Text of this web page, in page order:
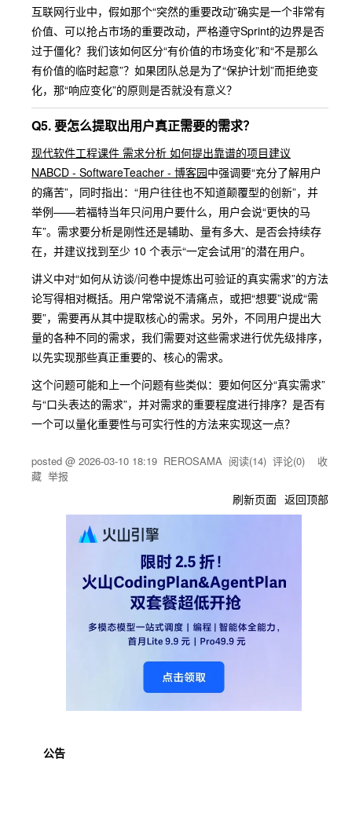
互联网行业中，假如那个“突然的重要改动”确实是一个非常有
价值、可以抢占市场的重要改动，严格遵守Sprint的边界是否
过于僵化？我们该如何区分“有价值的市场变化”和“不是那么
有价值的临时起意”？如果团队总是为了“保护计划”而拒绝变
化，那“响应变化”的原则是否就没有意义？
Q5. 要怎么提取出用户真正需要的需求？
现代软件工程课件 需求分析 如何提出靠谱的项目建议
NABCD - SoftwareTeacher - 博客园中强调要“充分了解用户
的痛苦”，同时指出：“用户往往也不知道颠覆型的创新”，并
举例——若福特当年只问用户要什么，用户会说“更快的马
车”。需求要分析是刚性还是辅助、量有多大、是否会持续存
在，并建议找到至少 10 个表示“一定会试用”的潜在用户。
讲义中对“如何从访谈/问卷中提炼出可验证的真实需求”的方法
论写得相对概括。用户常常说不清痛点，或把“想要”说成“需
要”，需要再从其中提取核心的需求。另外，不同用户提出大
量的各种不同的需求，我们需要对这些需求进行优先级排序，
以先实现那些真正重要的、核心的需求。
这个问题可能和上一个问题有些类似：要如何区分“真实需求”
与“口头表达的需求”，并对需求的重要程度进行排序？是否有
一个可以量化重要性与可实行性的方法来实现这一点？
posted @ 2026-03-10 18:19 REROSAMA 阅读(14) 评论(0) 收
藏 举报
刷新页面 返回顶部
公告